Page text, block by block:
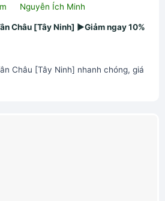
Nguyễn Ích Minh
Thông cống nghẹt tại Tân Châu [Tây Ninh] ▶Giảm ngay 10%
Châu [Tây Ninh] nhanh chóng, giá